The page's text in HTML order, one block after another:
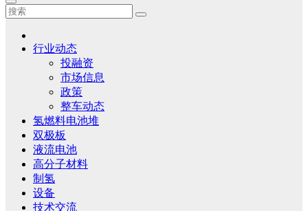
行业动态
投融资
市场信息
政策
整车动态
氢燃料电池堆
双极板
液流电池
高分子材料
制氢
设备
技术交流